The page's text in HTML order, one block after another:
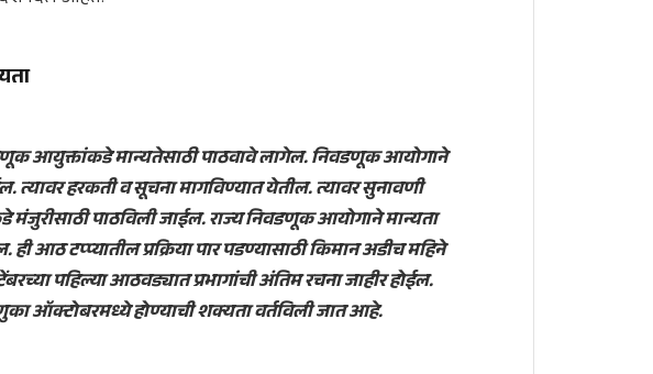
आयुक्तांकडे मान्यतेसाठी पाठवावे लागेल. निवडणूक आयोगाने
त्यावर हरकती व सूचना मागविण्यात येतील. त्यावर सुनावणी
पाठविली जाईल. राज्य निवडणूक आयोगाने मान्यता
ही आठ टप्प्यातील प्रक्रिया पार पडण्यासाठी किमान अडीच महिने
पहिल्या आठवड्यात प्रभागांची अंतिम रचना जाहीर होईल.
ऑक्टोबरमध्ये होण्याची शक्यता वर्तविली जात आहे.